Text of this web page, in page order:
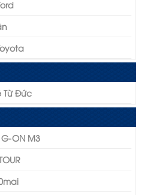
Từ Đức
G-ON M3